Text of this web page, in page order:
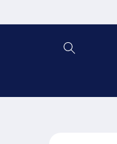
dung